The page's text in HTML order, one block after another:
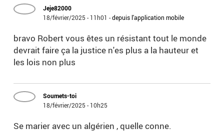
Jeje82000
18/février/2025 - 11h01 -depuis l'application mobile
bravo Robert vous êtes un résistant tout le monde
devrait faire ça la justice n'es plus a la hauteur et
les lois non plus
Soumets-toi
18/février/2025 - 10h25
Se marier avec un algérien , quelle conne.